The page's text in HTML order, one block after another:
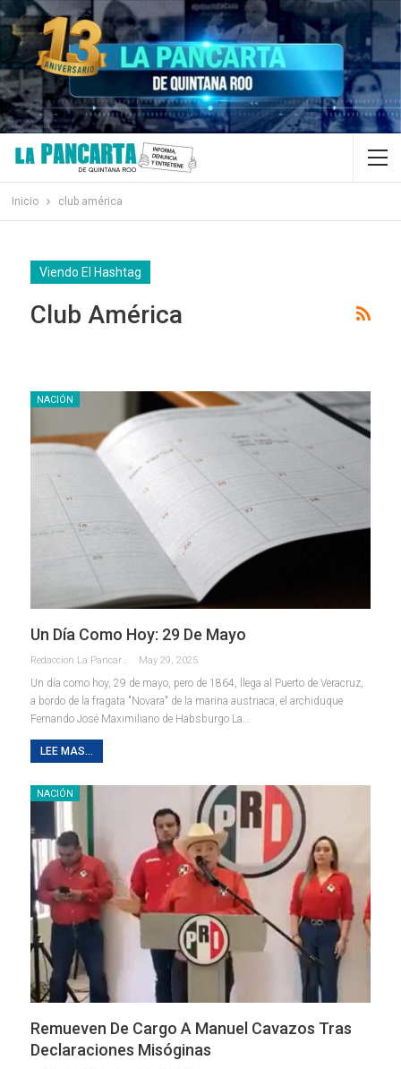
Inicio club américa
Viendo El Hashtag
Club América
NACIÓN
Un Día Como Hoy: 29 De Mayo
Redaccion La Pancarta De Quintana Roo May 29, 2025
Un día como hoy, 29 de mayo, pero de 1864, llega al Puerto de Veracruz,
a bordo de la fragata "Novara" de la marina austriaca, el archiduque
Fernando José Maximiliano de Habsburgo La…
LEE MAS...
NACIÓN
Remueven De Cargo A Manuel Cavazos Tras
Declaraciones Misóginas